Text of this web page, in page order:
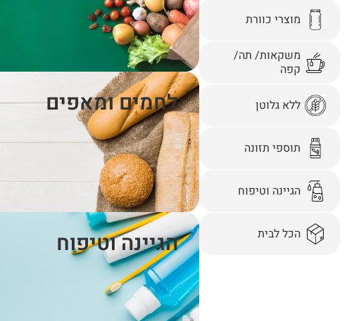
מוצרי כוורת
משקאות/ תה/
קפה
ללא גלוטן
תוספי תזונה
הגיינה וטיפוח
הכל לבית
לחמים ומאפים
הגיינה וטיפוח